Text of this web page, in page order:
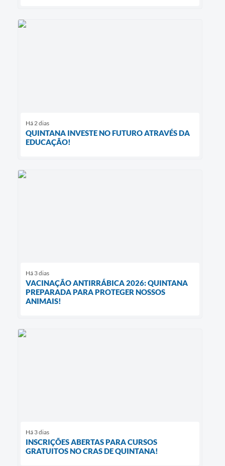
Há 2 dias
QUINTANA INVESTE NO FUTURO ATRAVÉS DA
EDUCAÇÃO!
Há 3 dias
VACINAÇÃO ANTIRRÁBICA 2026: QUINTANA
PREPARADA PARA PROTEGER NOSSOS
ANIMAIS!
Há 3 dias
INSCRIÇÕES ABERTAS PARA CURSOS
GRATUITOS NO CRAS DE QUINTANA!